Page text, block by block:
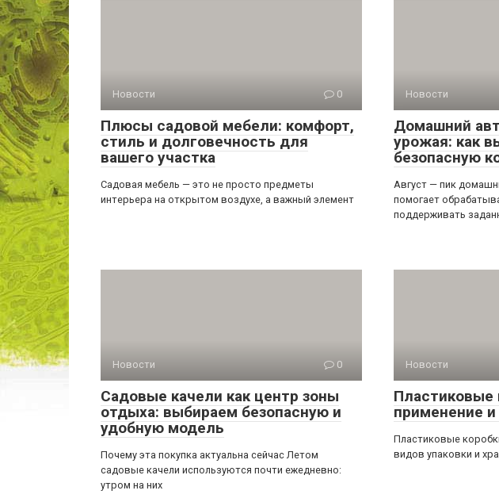
Новости 0
Плюсы садовой мебели: комфорт,
стиль и долговечность для
вашего участка
Садовая мебель — это не просто предметы
интерьера на открытом воздухе, а важный элемент
Новости
Домашний
урожая: как
безопасную
Август — пик
помогает
поддерживать
Новости 0
Садовые качели как центр зоны
отдыха: выбираем безопасную и
удобную модель
Почему эта покупка актуальна сейчас Летом
садовые качели используются почти ежедневно:
утром на них
Новости
Пластиковые
применение
Пластиковые
видов упаковки и